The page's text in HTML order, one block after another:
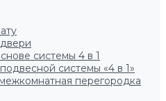
системы 4 в 1
системы «4 в 1»
перегородка